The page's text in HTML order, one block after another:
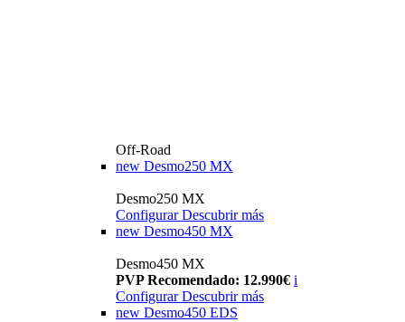
Off-Road
new Desmo250 MX
Desmo250 MX
Configurar Descubrir más
new Desmo450 MX
Desmo450 MX
PVP Recomendado: 12.990€ i
Configurar Descubrir más
new Desmo450 EDS